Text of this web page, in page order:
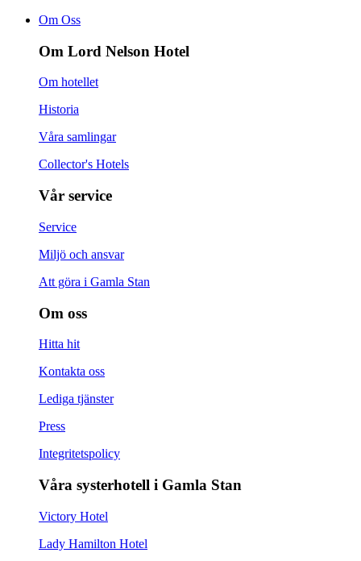
Om Oss
Om Lord Nelson Hotel
Om hotellet
Historia
Våra samlingar
Collector's Hotels
Vår service
Service
Miljö och ansvar
Att göra i Gamla Stan
Om oss
Hitta hit
Kontakta oss
Lediga tjänster
Press
Integritetspolicy
Våra systerhotell i Gamla Stan
Victory Hotel
Lady Hamilton Hotel